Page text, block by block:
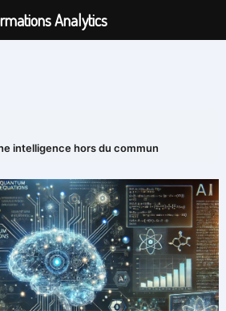
intelligence hors du commun
Analytics